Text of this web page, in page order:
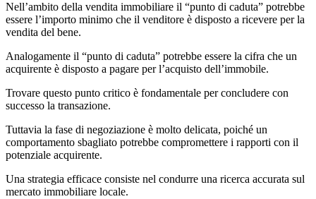
Nell’ambito della vendita immobiliare il “punto di caduta” potrebbe
essere l’importo minimo che il venditore è disposto a ricevere per la
vendita del bene.
Analogamente il “punto di caduta” potrebbe essere la cifra che un
acquirente è disposto a pagare per l’acquisto dell’immobile.
Trovare questo punto critico è fondamentale per concludere con
successo la transazione.
Tuttavia la fase di negoziazione è molto delicata, poiché un
comportamento sbagliato potrebbe compromettere i rapporti con il
potenziale acquirente.
Una strategia efficace consiste nel condurre una ricerca accurata sul
mercato immobiliare locale.